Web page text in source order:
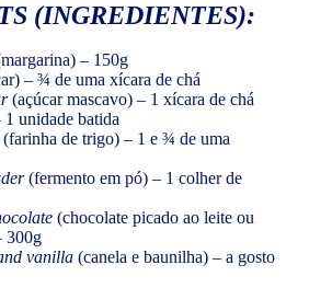
(INGREDIENTES):
– 150g
– ¾ de uma xícara de chá
(açúcar mascavo) – 1 xícara de chá
unidade batida
(farinha de trigo) – 1 e ¾ de uma
(fermento em pó) – 1 colher de
(chocolate picado ao leite ou
300g
vanilla (canela e baunilha) – a gosto